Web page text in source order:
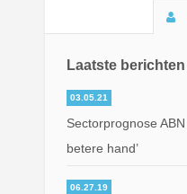
Laatste
03.05.21
Sectorprognose
betere hand’
06.27.19